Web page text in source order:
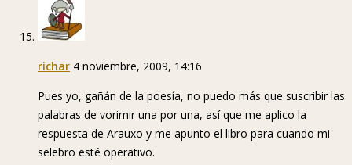
richar 4 noviembre, 2009, 14:16
Pues yo, gañán de la poesía, no puedo más que suscribir las
palabras de vorimir una por una, así que me aplico la
respuesta de Arauxo y me apunto el libro para cuando mi
selebro esté operativo.